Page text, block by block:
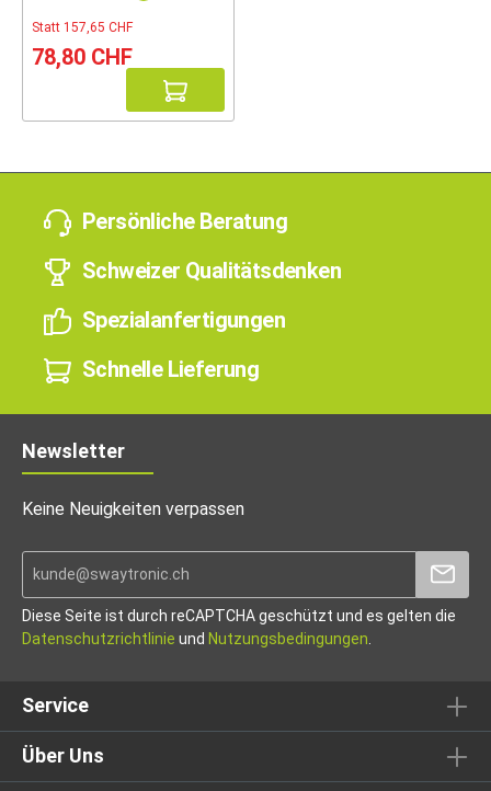
Statt 157,65 CHF
78,80 CHF
Persönliche Beratung
Schweizer Qualitätsdenken
Spezialanfertigungen
Schnelle Lieferung
Newsletter
Keine Neuigkeiten verpassen
Diese Seite ist durch reCAPTCHA geschützt und es gelten die
Datenschutzrichtlinie und Nutzungsbedingungen
Service
Über Uns